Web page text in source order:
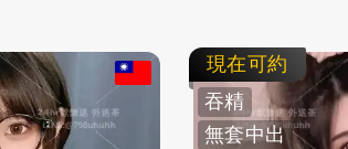
現在可約
吞精
無套中出